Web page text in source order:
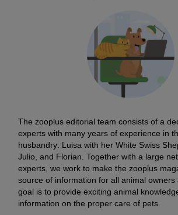
The zooplus editorial team consists of a
experts with many years of experience in
husbandry: Luisa with her White Swiss
Julio, and Florian. Together with a large
experts, we work to make the zooplus
source of information for all animal owners
goal is to provide exciting animal
information on the proper care of pets.